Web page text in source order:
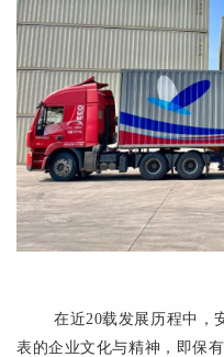
在近20载发展历程中，
表的企业文化与精神，即保